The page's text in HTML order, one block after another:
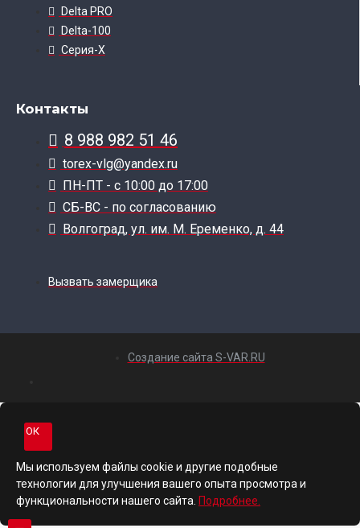
Delta PRO
Delta-100
Серия-X
Контакты
8 988 982 51 46
torex-vlg@yandex.ru
ПН-ПТ - с 10:00 до 17:00
СБ-ВС - по согласованию
Волгоград, ул. им. М. Еременко, д. 44
Вызвать замерщика
Создание сайта S-VAR.RU
ОК
Мы используем файлы cookie и другие подобные
технологии для улучшения вашего опыта просмотра и
функциональности нашего сайта. Подробнее.